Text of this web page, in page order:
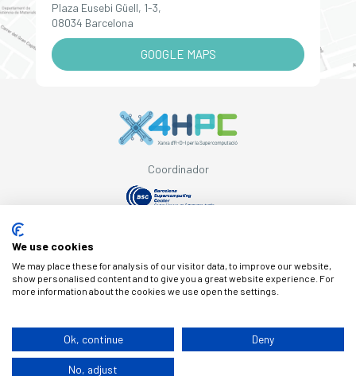
Plaza Eusebi Güell, 1-3,
08034 Barcelona
GOOGLE MAPS
Coordinador
Aviso legal Cookies
We use cookies
We may place these for analysis of our visitor data, to improve our website,
show personalised content and to give you a great website experience. For
more information about the cookies we use open the settings.
Ok, continue Deny
No, adjust